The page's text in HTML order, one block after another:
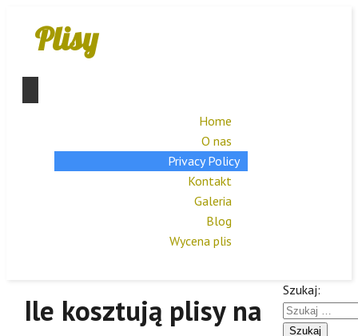
Plisy
Home
O nas
Privacy Policy
Kontakt
Galeria
Blog
Wycena plis
Ile kosztują plisy na
Szukaj: